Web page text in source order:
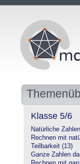
Klasse 5/6
Natürliche
Rechnen mit
Teilbarkeit (13)
Ganze Zahlen